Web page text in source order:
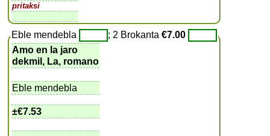
pritaksi
Eble mendebla ; 2 Brokanta€7.00
Amo en la jaro
dekmil, La, romano
Eble mendebla
±€7.53